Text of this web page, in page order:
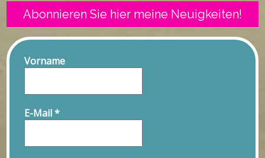
Abonnieren Sie hier meine Neuigkeiten!
Vorname
E-Mail*